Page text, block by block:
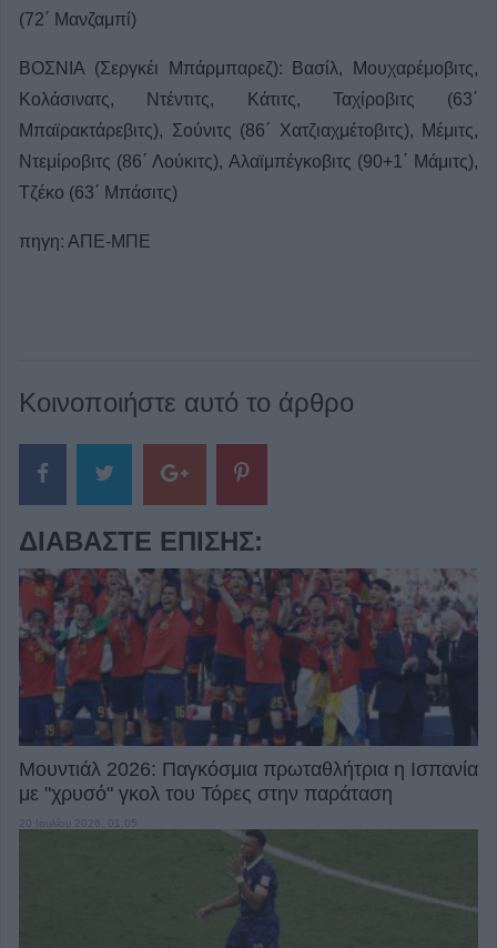
(72΄ Μανζαμπί)
ΒΟΣΝΙΑ (Σεργκέι Μπάρμπαρεζ): Βασίλ, Μουχαρέμοβιτς,
Κολάσινατς, Ντέντιτς, Κάτιτς, Ταχίροβιτς (63΄
Μπαϊρακτάρεβιτς), Σούνιτς (86΄ Χατζιαχμέτοβιτς), Μέμιτς,
Ντεμίροβιτς (86΄ Λούκιτς), Αλαϊμπέγκοβιτς (90+1΄ Μάμιτς),
Τζέκο (63΄ Μπάσιτς)
πηγη: ΑΠΕ-ΜΠΕ
Κοινοποιήστε αυτό το άρθρο
ΔΙΑΒΆΣΤΕ ΕΠΊΣΗΣ:
Μουντιάλ 2026: Παγκόσμια πρωταθλήτρια η Ισπανία
με "χρυσό" γκολ του Τόρες στην παράταση